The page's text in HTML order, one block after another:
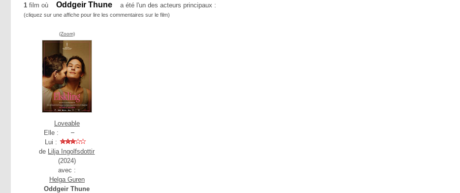
1 film où Oddgeir Thune a été l'un des acteurs principaux :
(cliquez sur une affiche pour lire les commentaires sur le film)
(Zoom)
Loveable
Elle :
Lui :
de Lilja Ingolfsdottir
(2024)
avec :
Helga Guren
Oddgeir Thune